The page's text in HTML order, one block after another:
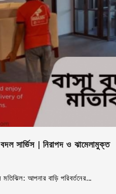
সার্ভিস | নিরাপদ ও ঝামেলামুক্ত
মতিঝিল: আপনার বাড়ি পরিবর্তনের...